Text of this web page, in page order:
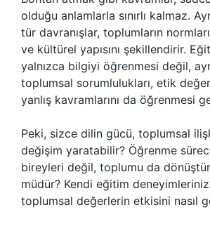
olduğu anlamlarla sınırlı kalmaz.
tür davranışlar, toplumların
ve kültürel yapısını şekillendirir.
yalnızca bilgiyi öğrenmesi değil,
toplumsal sorumlulukları, etik
yanlış kavramlarını da öğrenmesi
Peki, sizce dilin gücü, toplumsal
değişim yaratabilir? Öğrenme
bireyleri değil, toplumu da
müdür? Kendi eğitim
toplumsal değerlerin etkisini nasıl